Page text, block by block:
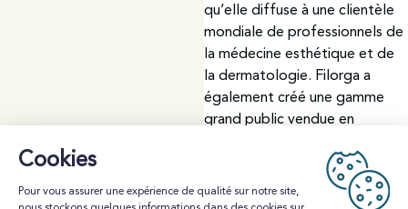
qu’elle diffuse à une clientèle
mondiale de professionnels de
la médecine esthétique et de
la dermatologie. Filorga a
également créé une gamme
grand public vendue en